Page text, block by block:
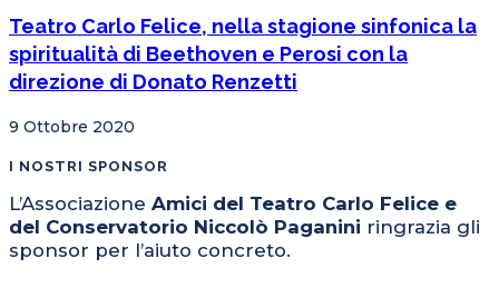
Teatro Carlo Felice, nella stagione sinfonica la
spiritualità di Beethoven e Perosi con la
direzione di Donato Renzetti
9 Ottobre 2020
I NOSTRI SPONSOR
L’Associazione Amici del Teatro Carlo Felice e
del Conservatorio Niccolò Paganini ringrazia gli
sponsor per l’aiuto concreto.